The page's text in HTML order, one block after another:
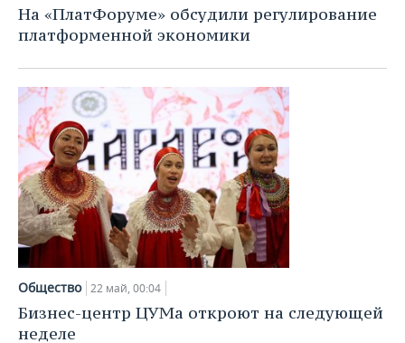
На «ПлатФоруме» обсудили регулирование
платформенной экономики
Общество 22 май, 00:04
Бизнес-центр ЦУМа откроют на следующей
неделе